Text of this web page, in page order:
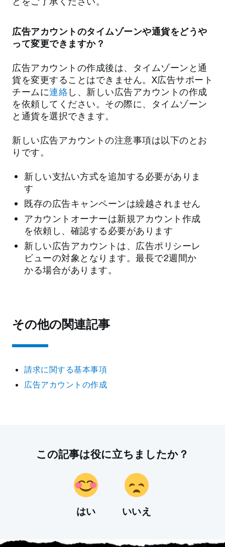
広告アカウントのタイムゾーンや通貨をどうや
って変更できますか？
広告アカウントの作成後は、タイムゾーンと通
貨を変更することはできません。X広告サポート
チームに連絡 し、新しい広告アカウントの作成
を依頼してください。その際に、タイムゾーン
と通貨を選択できます。
新しい広告アカウントの注意事項は以下のとお
りです。
新しい支払い方式を追加する必要がありま
す
既存の広告キャンペーンは繰越されません
アカウントオーナーは新規アカウント作成
を依頼し、確認する必要があります
新しい広告アカウントは、広告ポリシーレ
ビューの対象となります。最長で2週間か
かる場合があります。
その他の関連記事
請求に関する基本事項
広告アカウントの作成
この記事は役に立ちましたか？
はい いいえ